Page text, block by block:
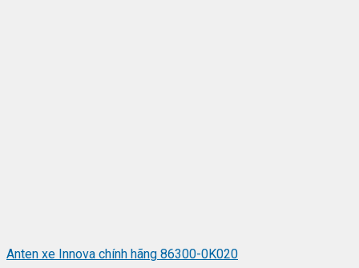
Anten xe Innova chính hãng 86300-0K020